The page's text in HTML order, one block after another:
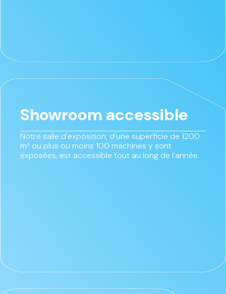
Showroom accessible
Notre salle d’exposition, d’une superficie de 1200
m² ou plus ou moins 100 machines y sont
exposées, est accessible tout au long de l’année.